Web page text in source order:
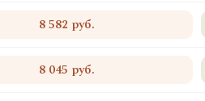
8 582 руб.
8 045 руб.